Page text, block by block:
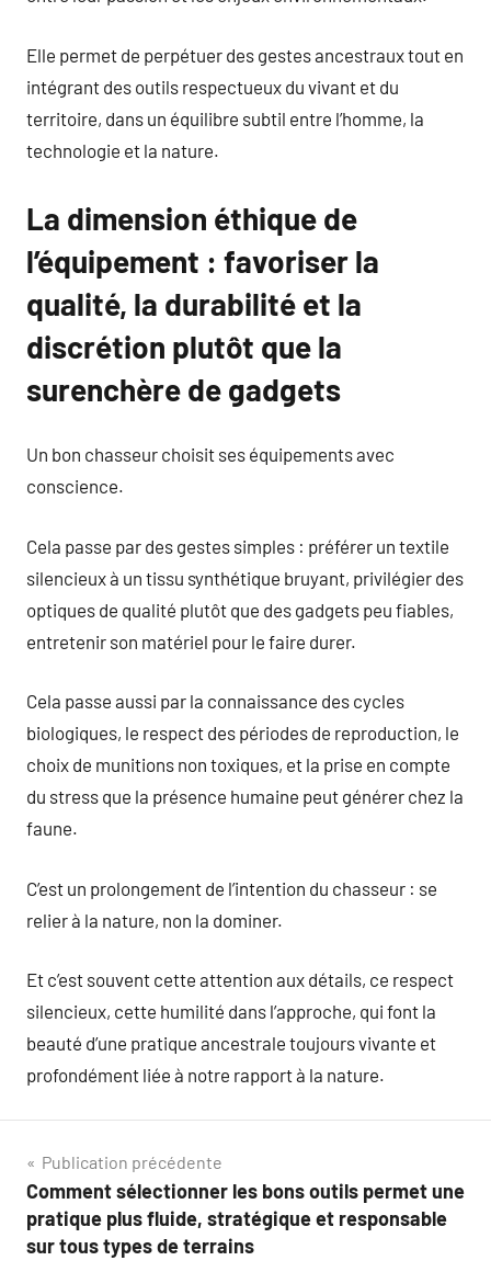
Elle permet de perpétuer des gestes ancestraux tout en
intégrant des outils respectueux du vivant et du
territoire, dans un équilibre subtil entre l’homme, la
technologie et la nature.
La dimension éthique de
l’équipement : favoriser la
qualité, la durabilité et la
discrétion plutôt que la
surenchère de gadgets
Un bon chasseur choisit ses équipements avec
conscience.
Cela passe par des gestes simples : préférer un textile
silencieux à un tissu synthétique bruyant, privilégier des
optiques de qualité plutôt que des gadgets peu fiables,
entretenir son matériel pour le faire durer.
Cela passe aussi par la connaissance des cycles
biologiques, le respect des périodes de reproduction, le
choix de munitions non toxiques, et la prise en compte
du stress que la présence humaine peut générer chez la
faune.
C’est un prolongement de l’intention du chasseur : se
relier à la nature, non la dominer.
Et c’est souvent cette attention aux détails, ce respect
silencieux, cette humilité dans l’approche, qui font la
beauté d’une pratique ancestrale toujours vivante et
profondément liée à notre rapport à la nature.
Navigation
de
l’article
Publication précédente
Comment sélectionner les bons outils permet une
pratique plus fluide, stratégique et responsable
sur tous types de terrains